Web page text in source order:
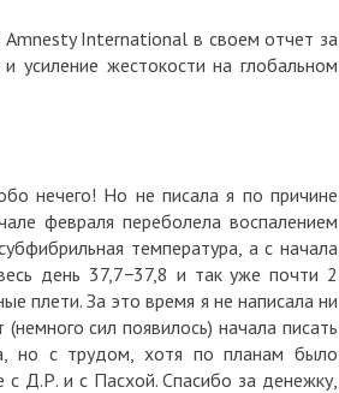
Amnesty International в своем отчет за
усиление жестокости на глобальном
нечего! Но не писала я по причине
февраля переболела воспалением
температура, а с начала
день 37,7−37,8 и так уже почти 2
плети. За это время я не написала ни
сил появилось) начала писать
но с трудом, хотя по планам было
Д.Р. и с Пасхой. Спасибо за денежку,